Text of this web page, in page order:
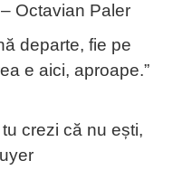
Octavian Paler
departe, fie pe
e aici, aproape.”
crezi că nu ești,